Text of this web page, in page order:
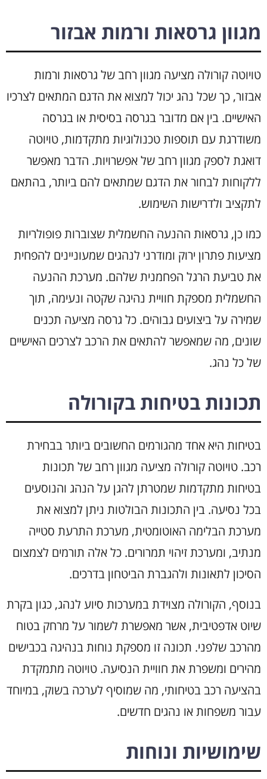
מגוון גרסאות ורמות אבזור
טויוטה קורולה מציעה מגוון רחב של גרסאות ורמות
אבזור, כך שכל נהג יכול למצוא את הדגם המתאים לצרכיו
האישיים. בין אם מדובר בגרסה בסיסית או בגרסה
משודרגת עם תוספות טכנולוגיות מתקדמות, טויוטה
דואגת לספק מגוון רחב של אפשרויות. הדבר מאפשר
ללקוחות לבחור את הדגם שמתאים להם ביותר, בהתאם
לתקציב ולדרישות השימוש.
כמו כן, גרסאות ההנעה החשמלית שצוברות פופולריות
מציעות פתרון ירוק ומודרני לנהגים שמעוניינים להפחית
את טביעת הרגל הפחמנית שלהם. מערכת ההנעה
החשמלית מספקת חוויית נהיגה שקטה ונעימה, תוך
שמירה על ביצועים גבוהים. כל גרסה מציעה תכנים
שונים, מה שמאפשר להתאים את הרכב לצרכים האישיים
של כל נהג.
תכונות בטיחות בקורולה
בטיחות היא אחד מהגורמים החשובים ביותר בבחירת
רכב. טויוטה קורולה מציעה מגוון רחב של תכונות
בטיחות מתקדמות שמטרתן להגן על הנהג והנוסעים
בכל נסיעה. בין התכונות הבולטות ניתן למצוא את
מערכת הבלימה האוטומטית, מערכת התרעת סטייה
מנתיב, ומערכת זיהוי תמרורים. כל אלה תורמים לצמצום
הסיכון לתאונות ולהגברת הביטחון בדרכים.
בנוסף, הקורולה מצוידת במערכות סיוע לנהג, כגון בקרת
שיוט אדפטיבית, אשר מאפשרת לשמור על מרחק בטוח
מהרכב שלפני. תכונה זו מספקת נוחות בנהיגה בכבישים
מהירים ומשפרת את חוויית הנסיעה. טויוטה מתמקדת
בהציעה רכב בטיחותי, מה שמוסיף לערכה בשוק, במיוחד
עבור משפחות או נהגים חדשים.
שימושיות ונוחות